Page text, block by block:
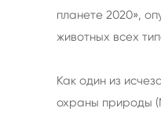
планете 2020»,
животных всех
Как один из
охраны природы